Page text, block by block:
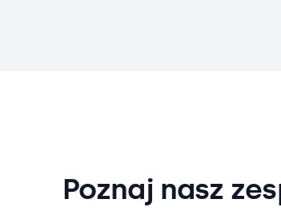
Poznaj nasz